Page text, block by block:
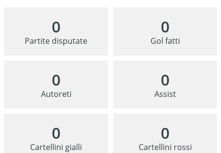
0
Partite disputate
0
Gol fatti
0
Autoreti
0
Assist
0
Cartellini gialli
0
Cartellini rossi